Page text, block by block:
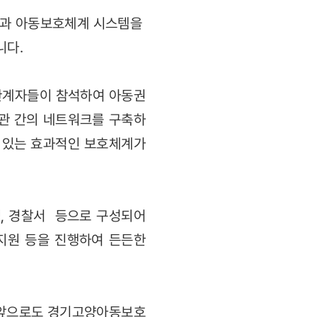
아동보호체계 시스템을
다.
자들이 참석하여 아동권
간의 네트워크를 구축하
는 효과적인 보호체계가
경찰서 등으로 구성되어
원 등을 진행하여 든든한
로도 경기고양아동보호